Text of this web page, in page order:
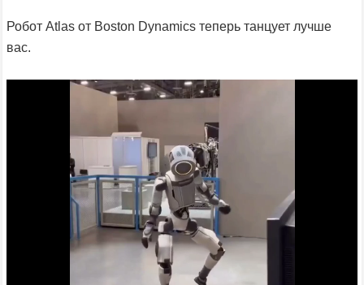
Робот Atlas от Boston Dynamics теперь танцует лучше
вас.